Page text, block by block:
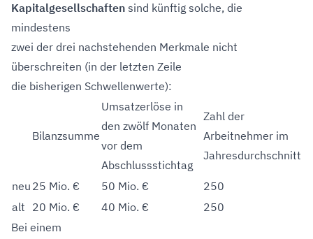
Kapitalgesellschaften sind künftig solche, die
mindestens
zwei der drei nachstehenden Merkmale nicht
überschreiten (in der letzten Zeile
die bisherigen Schwellenwerte):
Bilanzsumme
Umsatzerlöse in
den zwölf Monaten
vor dem
Abschlussstichtag
Zahl der
Arbeitnehmer im
Jahresdurchschnitt
neu 25 Mio. € 50 Mio. €
250
alt 20 Mio. € 40 Mio. €
250
Bei einem